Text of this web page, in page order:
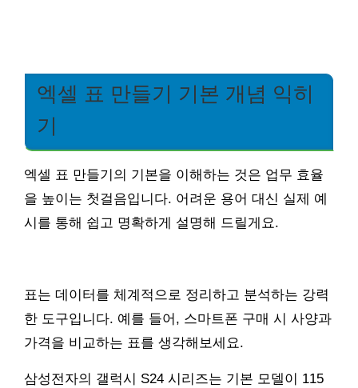
엑셀 표 만들기 기본 개념 익히
기
엑셀 표 만들기의 기본을 이해하는 것은 업무 효율
을 높이는 첫걸음입니다. 어려운 용어 대신 실제 예
시를 통해 쉽고 명확하게 설명해 드릴게요.
표는 데이터를 체계적으로 정리하고 분석하는 강력
한 도구입니다. 예를 들어, 스마트폰 구매 시 사양과
가격을 비교하는 표를 생각해보세요.
삼성전자의 갤럭시 S24 시리즈는 기본 모델이 115